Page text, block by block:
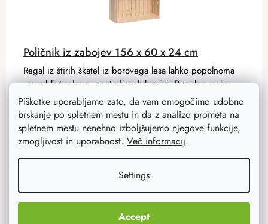
Piškotke uporabljamo zato, da vam omogočimo udobno
brskanje po spletnem mestu in da z analizo prometa na
spletnem mestu nenehno izboljšujemo njegove funkcije,
zmogljivost in uporabnost. Več informacij.
Settings
Accept
Poličnik iz zabojev 156 x 60 x 24 cm
71,80 €
89,80 €
Regal iz štirih škatel iz borovega lesa lahko popolnoma
uporabljate doma, pa tudi v delavnici. Popolnoma bo
služil kot knjižnica, prostor za dekoracijo ali shranjevanje
orodja.